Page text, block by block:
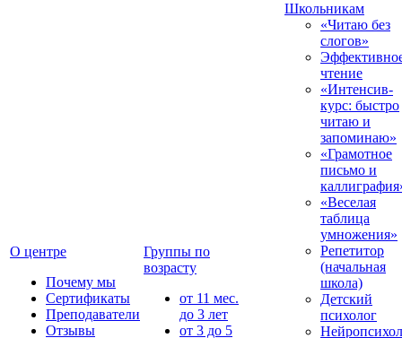
О центре
Почему мы
Сертификаты
Преподаватели
Отзывы
Группы по
возрасту
от 11 мес.
до 3 лет
от 3 до 5
Школьникам
«Читаю без
слогов»
чтение
«Интенсив-
курс: быстро
читаю и
запоминаю»
«Грамотное
письмо и
«Веселая
таблица
умножения»
Репетитор
(начальная
школа)
Детский
психолог